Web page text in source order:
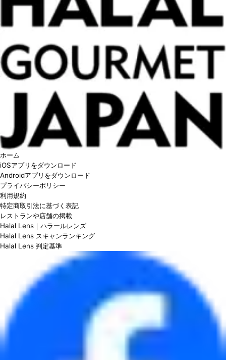
ホーム
iOSアプリをダウンロード
Androidアプリをダウンロード
プライバシーポリシー
利用規約
特定商取引法に基づく表記
レストランや店舗の掲載
Halal Lens｜ハラールレンズ
Halal Lens スキャンランキング
Halal Lens 判定基準